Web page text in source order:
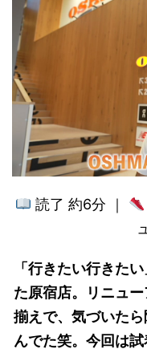
読了 約6分 ｜
「行きたい行きた
た原宿店。リニュ
揃えで、気づいた
んでた笑。今回は